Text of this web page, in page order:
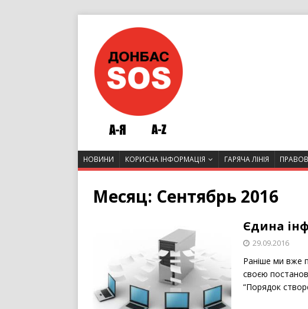
НОВИНИ КОРИСНА ІНФОРМАЦІЯ ГАРЯЧА ЛІНІЯ
Месяц: Сентябрь 2016
Єдина
29.09.2016
Раніше ми вже
своєю
“Порядок